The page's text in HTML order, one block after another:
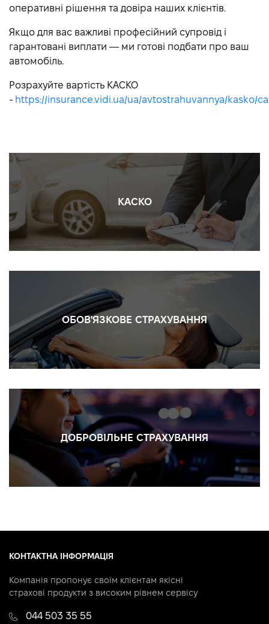
оперативні рішення та довіра наших клієнтів.
Якщо для вас важливі професійний супровід і
гарантовані виплати — ми готові подбати про ваш
автомобіль.
Розрахуйте вартість КАСКО
- https://insurance.vidi.ua/ua/avtostrahuvannya/kasko/
КАСКО
ОБОВ'ЯЗКОВЕ СТРАХУВАННЯ
ДОБРОВІЛЬНЕ СТРАХУВАННЯ
КОНТАКТНА ІНФОРМАЦІЯ
Компанія пропонує своїм клієнтам якісні
страхові продукти з високим рівнем сервісу
044 503 35 55